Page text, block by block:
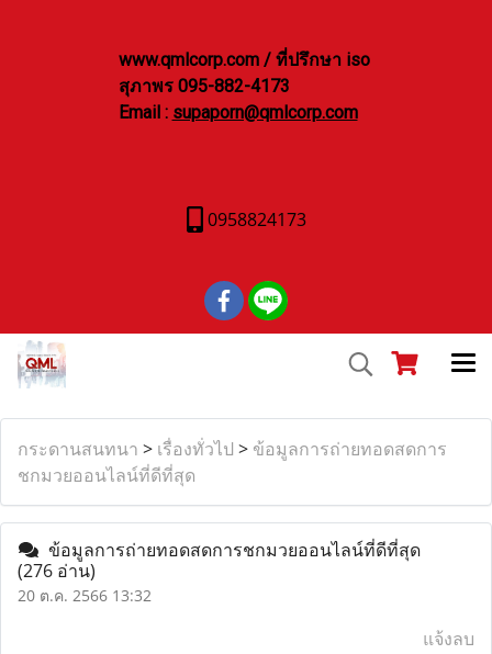
www.qmlcorp.com / ที่ปรึกษา iso
สุภาพร 095-882-4173
Email : supaporn@qmlcorp.com
0958824173
กระดานสนทนา > เรื่องทั่วไป > ข้อมูลการถ่ายทอดสดการ
ชกมวยออนไลน์ที่ดีที่สุด
ข้อมูลการถ่ายทอดสดการชกมวยออนไลน์ที่ดีที่สุด
(276 อ่าน)
20 ต.ค. 2566 13:32
แจ้งลบ